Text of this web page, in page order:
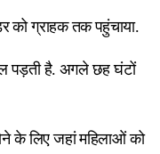
को ग्राहक तक पहुंचाया.
पड़ती है. अगले छह घंटों
के लिए जहां महिलाओं को